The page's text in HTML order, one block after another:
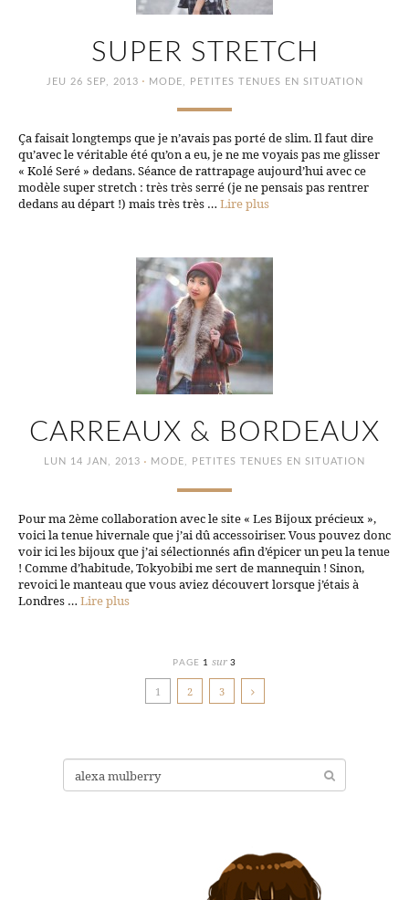
SUPER STRETCH
JEU 26 SEP, 2013 · MODE PETITES TENUES EN SITUATION
Ça faisait longtemps que je n’avais pas porté de slim. Il faut dire
qu’avec le véritable été qu’on a eu, je ne me voyais pas me glisser
« Kolé Seré » dedans. Séance de rattrapage aujourd’hui avec ce
modèle super stretch : très très serré (je ne pensais pas rentrer
dedans au départ !) mais très très … Lire plus
CARREAUX & BORDEAUX
LUN 14 JAN, 2013 · MODE PETITES TENUES EN SITUATION
Pour ma 2ème collaboration avec le site « Les Bijoux précieux »,
voici la tenue hivernale que j’ai dû accessoiriser. Vous pouvez donc
voir ici les bijoux que j’ai sélectionnés afin d’épicer un peu la tenue
! Comme d’habitude, Tokyobibi me sert de mannequin ! Sinon,
revoici le manteau que vous aviez découvert lorsque j’étais à
Londres … Lire plus
PAGE 1 sur 3
1 2 3
Recherche
pour: